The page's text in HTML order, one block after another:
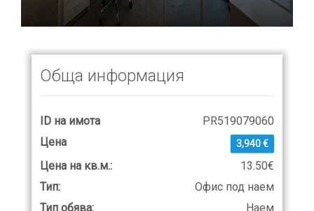
Обща информация
ID на имота
PR519079060
Цена
3,940 €
Цена на кв.м.:
13.50€
Тип:
Офис под наем
Тип обява:
Наем